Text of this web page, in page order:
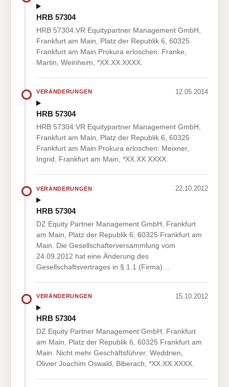
HRB 57304
HRB 57304:VR Equitypartner Management GmbH,
Frankfurt am Main, Platz der Republik 6, 60325
Frankfurt am Main.Prokura erloschen: Franke,
Martin, Weinheim, *XX.XX.XXXX.
VERÄNDERUNGEN 12.05.2014
HRB 57304
HRB 57304:VR Equitypartner Management GmbH,
Frankfurt am Main, Platz der Republik 6, 60325
Frankfurt am Main.Prokura erloschen: Meixner,
Ingrid, Frankfurt am Main, *XX.XX.XXXX.
VERÄNDERUNGEN 22.10.2012
HRB 57304
DZ Equity Partner Management GmbH, Frankfurt
am Main, Platz der Republik 6, 60325 Frankfurt am
Main. Die Gesellschafterversammlung vom
24.09.2012 hat eine Änderung des
Gesellschaftsvertrages in § 1.1 (Firma)…
VERÄNDERUNGEN 15.10.2012
HRB 57304
DZ Equity Partner Management GmbH, Frankfurt
am Main, Platz der Republik 6, 60325 Frankfurt am
Main. Nicht mehr Geschäftsführer: Weddrien,
Olivier Joachim Oswald, Biberach, *XX.XX.XXXX.